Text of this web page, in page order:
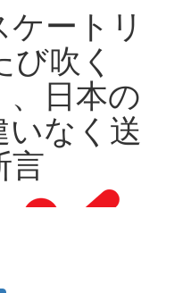
ートリ
吹く
、日本の
なく送
言